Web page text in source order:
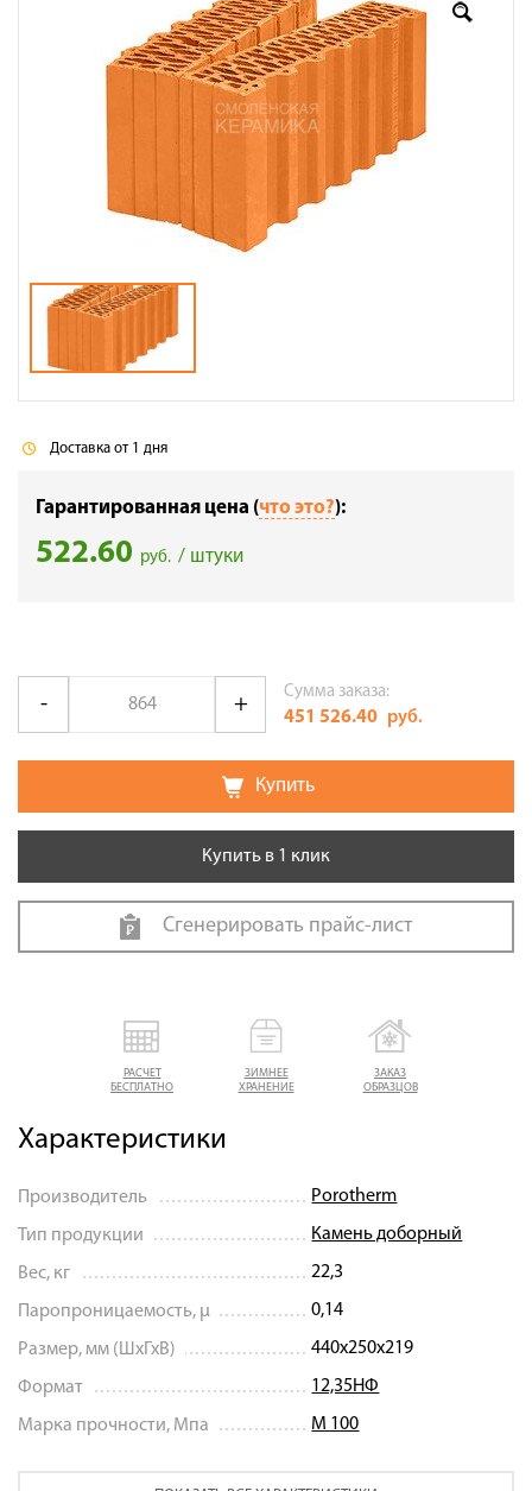
РАСЧЕТ
БЕСПЛАТНО
ЗИМНЕЕ
ХРАНЕНИЕ
ЗАКАЗ
ОБРАЗЦОВ
Характеристики
Производитель Porotherm
Тип продукции Камень доборный
Вес, кг 22,3
Паропроницаемость, μ 0,14
Размер, мм (ШхГхВ) 440х250х219
Формат 12,35НФ
Марка прочности, Мпа М 100
Доставка от 1 дня
Гарантированная цена (что это?):
522.60 руб. / штуки
Сумма заказа:
451 526.40 руб.
Купить
Купить в 1 клик
Сгенерировать прайс-лист